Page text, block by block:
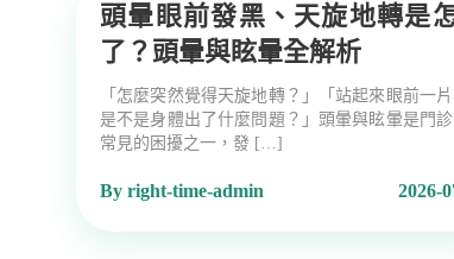
頭暈眼前發黑、天旋地轉是
了？頭暈與眩暈全解析
「怎麼突然覺得天旋地轉？」「站起來眼前一片
是不是身體出了什麼問題？」頭暈與眩暈是門
常見的困擾之一，發 […]
By right-time-admin 2026-